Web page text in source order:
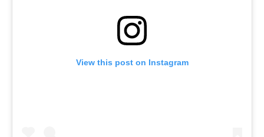
View this post on Instagram